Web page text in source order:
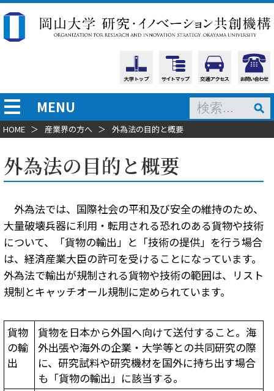
MENU
HOME ＞ 産業界の方へ ＞ 外為法の目的と概要
外為法の目的と概要
外為法では、国際社会の平和及び安全の維持のため、
大量破壊兵器に利用・転用される恐れのある貨物や技術
について、「貨物の輸出」と「技術の提供」を行う場合
は、経済産業大臣の許可を受けることになっています。
外為法で輸出が規制される貨物や技術の範囲は、リスト
規制とキャッチオール規制に定められています。
貨物
の輸
出
貨物を日本から外国へ向けて送付すること。海
外出張や海外の企業・大学等との共同研究の際
に、研究試料や研究機材を国外に持ち出す場合
も「貨物の輸出」に該当する。